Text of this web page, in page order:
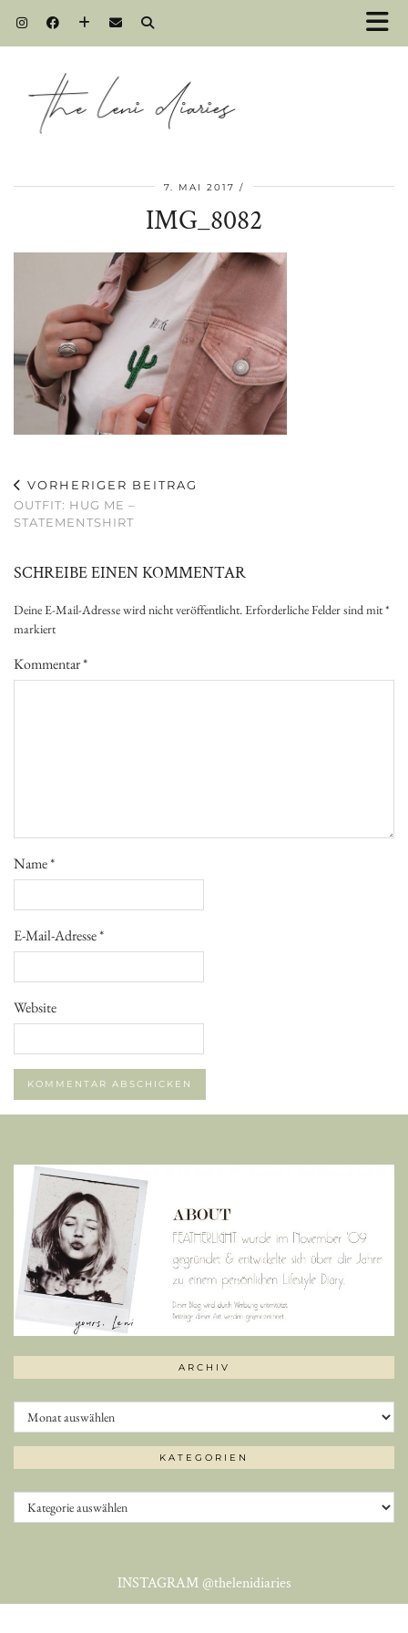
7. MAI 2017
IMG_8082
VORHERIGER BEITRAG
OUTFIT: HUG ME –
STATEMENTSHIRT
SCHREIBE EINEN KOMMENTAR
Deine E-Mail-Adresse wird nicht veröffentlicht.Erforderliche Felder sind mit*
markiert
Kommentar*
Name*
E-Mail-Adresse*
Website
ARCHIV
Archiv
KATEGORIEN
Kategorien
INSTAGRAM @thelenidiaries